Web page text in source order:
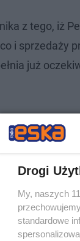
z tego, iż
i sprzedaży
już
Drogi
My, naszych
standardowe